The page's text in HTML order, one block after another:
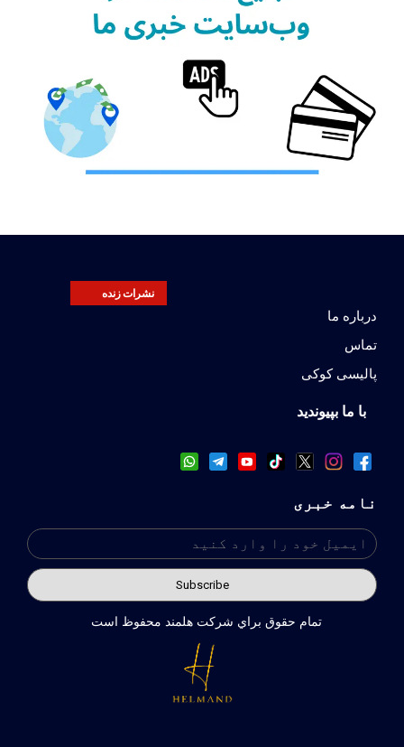
نشرات زنده
درباره ما
تماس
پالیسی کوکی
با ما بپیوندید
نامه خبری
تمام حقوق براي شركت هلمند محفوظ است